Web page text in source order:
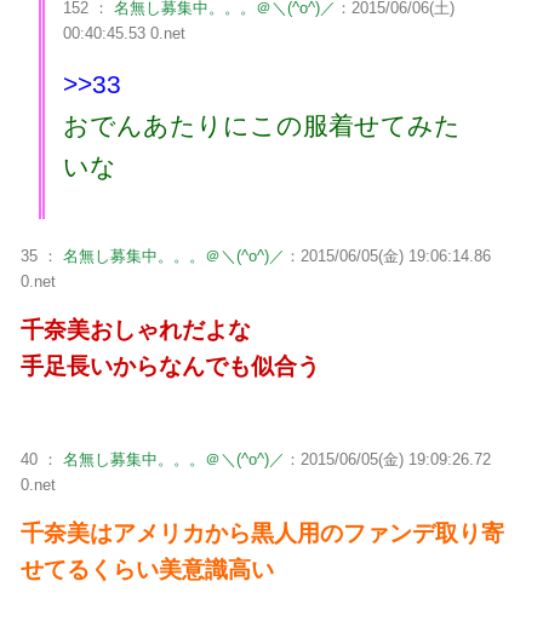
152 ： 名無し募集中。。。＠＼(^o^)／ ：2015/06/06(土)
00:40:45.53 0.net
>>33
おでんあたりにこの服着せてみた
いな
35 ： 名無し募集中。。。＠＼(^o^)／ ：2015/06/05(金) 19:06:14.86
0.net
千奈美おしゃれだよな
手足長いからなんでも似合う
40 ： 名無し募集中。。。＠＼(^o^)／ ：2015/06/05(金) 19:09:26.72
0.net
千奈美はアメリカから黒人用のファンデ取り寄
せてるくらい美意識高い